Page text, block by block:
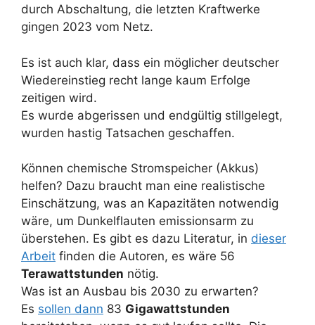
durch Abschaltung, die letzten Kraftwerke
gingen 2023 vom Netz.
Es ist auch klar, dass ein möglicher deutscher
Wiedereinstieg recht lange kaum Erfolge
zeitigen wird.
Es wurde abgerissen und endgültig stillgelegt,
wurden hastig Tatsachen geschaffen.
Können chemische Stromspeicher (Akkus)
helfen? Dazu braucht man eine realistische
Einschätzung, was an Kapazitäten notwendig
wäre, um Dunkelflauten emissionsarm zu
überstehen. Es gibt es dazu Literatur, in dieser
Arbeit finden die Autoren, es wäre 56
Terawattstunden nötig.
Was ist an Ausbau bis 2030 zu erwarten?
Es sollen dann 83 Gigawattstunden